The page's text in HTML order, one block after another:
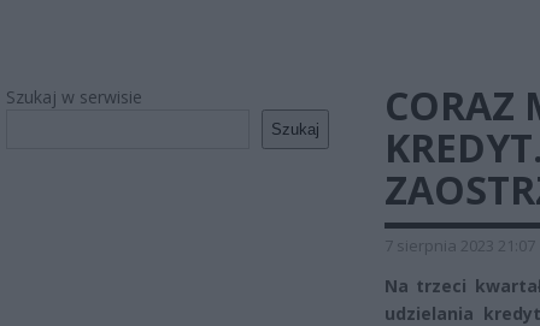
Szukaj w serwisie
Szukaj
CORAZ
7 sierpnia 2023 21:07
Na trzeci
udzielania